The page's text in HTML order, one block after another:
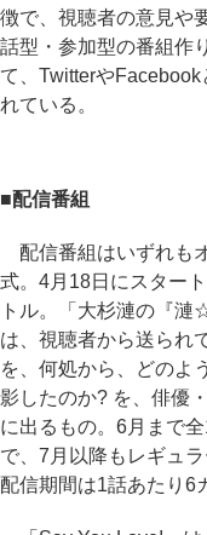
徴で、視聴者の意見や
話型・参加型の番組作
て、Twitterや
れている。
■配信番組
配信番組はいずれも
式。4月18日にスター
トル。「大杉漣の『漣
は、視聴者から送られ
を、何処から、どのよ
影したのか? を、俳優
に出るもの。6月まで
で、7月以降もレギュラ
配信期間は1話あたり6